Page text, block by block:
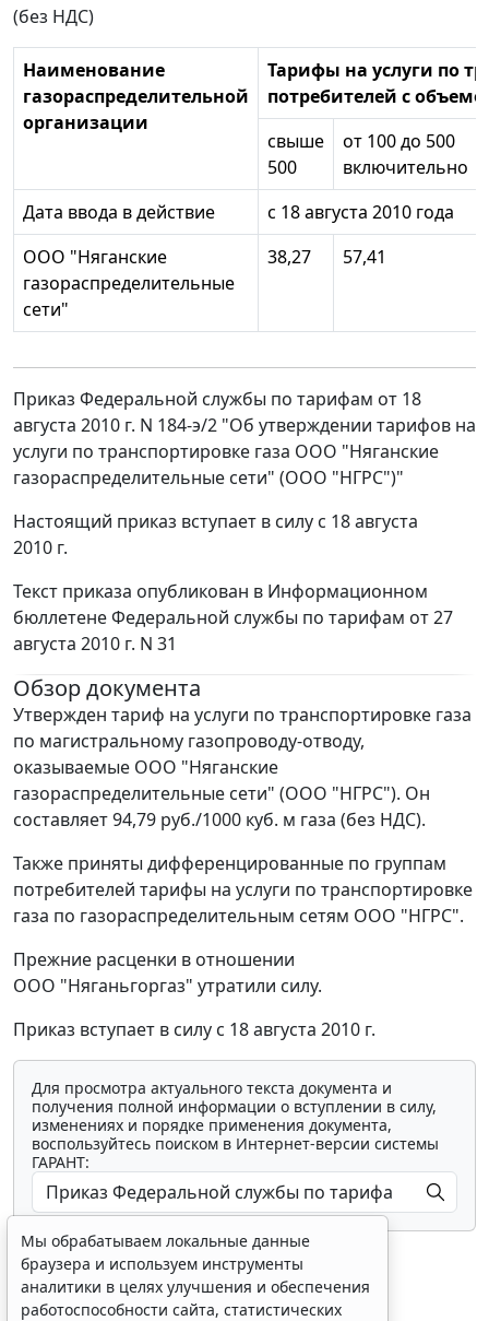
(без НДС)
Наименование
газораспределительной
организации
Тарифы на услуги по
потребителей с
свыше
500
от 100 до 500
включительно
Дата ввода в действие
с 18 августа 2010 года
ООО "Няганские
газораспределительные
сети"
38,27 57,41
Приказ Федеральной службы по тарифам от 18
августа 2010 г. N 184-э/2 "Об утверждении тарифов на
услуги по транспортировке газа ООО "Няганские
газораспределительные сети" (ООО "НГРС")"
Настоящий приказ вступает в силу с 18 августа
2010 г.
Текст приказа опубликован в Информационном
бюллетене Федеральной службы по тарифам от 27
августа 2010 г. N 31
Обзор документа
Утвержден тариф на услуги по транспортировке газа
по магистральному газопроводу-отводу,
оказываемые ООО "Няганские
газораспределительные сети" (ООО "НГРС"). Он
составляет 94,79 руб./1000 куб. м газа (без НДС).
Также приняты дифференцированные по группам
потребителей тарифы на услуги по транспортировке
газа по газораспределительным сетям ООО "НГРС".
Прежние расценки в отношении
ООО "Няганьгоргаз" утратили силу.
Приказ вступает в силу с 18 августа 2010 г.
Для просмотра актуального текста документа и
получения полной информации о вступлении в силу,
изменениях и порядке применения документа,
воспользуйтесь поиском в Интернет-версии системы
ГАРАНТ:
Мы обрабатываем локальные данные
браузера и используем инструменты
аналитики в целях улучшения и обеспечения
работоспособности сайта, статистических